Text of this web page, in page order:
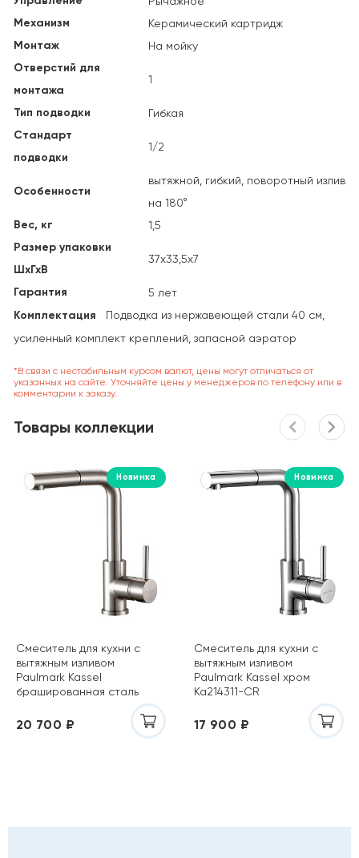
Механизм Керамический картридж
Монтаж На мойку
Отверстий для
монтажа
1
Тип подводки Гибкая
Стандарт
подводки
1/2
Особенности
вытяжной, гибкий, поворотный излив
на 180°
Вес, кг 1,5
Размер упаковки
ШхГхВ
37х33,5х7
Гарантия 5 лет
Комплектация Подводка из нержавеющей стали 40 см,
усиленный комплект креплений, запасной аэратор
*В связи с нестабильным курсом валют, цены могут отличаться от
указанных на сайте. Уточняйте цены у менеджеров по телефону или в
комментарии к заказу.
Товары коллекции
Новинка
Смеситель для кухни с
вытяжным изливом
Paulmark Kassel
брашированная сталь
20 700 ₽
Новинка
Смеситель для кухни с
вытяжным изливом
Paulmark Kassel хром
Ka214311-CR
17 900 ₽